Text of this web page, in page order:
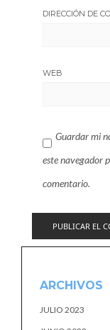
DIRECCIÓN DE
WEB
Guardar mi
este navegador
comentario.
ARCHIVOS
JULIO 2023